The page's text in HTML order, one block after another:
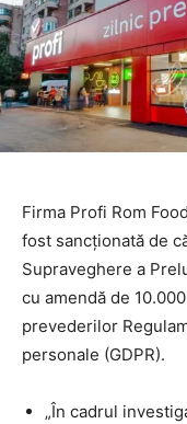
Firma Profi Rom
fost sancționată de
Supraveghere a
cu amendă de
prevederilor
personale (GDPR).
„În cadrul